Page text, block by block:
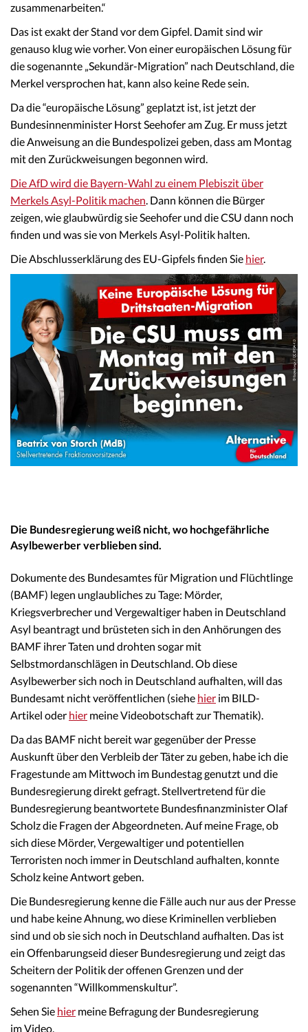
zusammenarbeiten.“
Das ist exakt der Stand vor dem Gipfel. Damit sind wir
genauso klug wie vorher. Von einer europäischen Lösung für
die sogenannte „Sekundär-Migration” nach Deutschland, die
Merkel versprochen hat, kann also keine Rede sein.
Da die “europäische Lösung” geplatzt ist, ist jetzt der
Bundesinnenminister Horst Seehofer am Zug. Er muss jetzt
die Anweisung an die Bundespolizei geben, dass am Montag
mit den Zurückweisungen begonnen wird.
Die AfD wird die Bayern-Wahl zu einem Plebiszit über
Merkels Asyl-Politik machen. Dann können die Bürger
zeigen, wie glaubwürdig sie Seehofer und die CSU dann noch
finden und was sie von Merkels Asyl-Politik halten.
Die Abschlusserklärung des EU-Gipfels finden Sie hier.
Die Bundesregierung weiß nicht, wo hochgefährliche
Asylbewerber verblieben sind.
Dokumente des Bundesamtes für Migration und Flüchtlinge
(BAMF) legen unglaubliches zu Tage: Mörder,
Kriegsverbrecher und Vergewaltiger haben in Deutschland
Asyl beantragt und brüsteten sich in den Anhörungen des
BAMF ihrer Taten und drohten sogar mit
Selbstmordanschlägen in Deutschland. Ob diese
Asylbewerber sich noch in Deutschland aufhalten, will das
Bundesamt nicht veröffentlichen (siehe hier im BILD-
Artikel oder hier meine Videobotschaft zur Thematik).
Da das BAMF nicht bereit war gegenüber der Presse
Auskunft über den Verbleib der Täter zu geben, habe ich die
Fragestunde am Mittwoch im Bundestag genutzt und die
Bundesregierung direkt gefragt. Stellvertretend für die
Bundesregierung beantwortete Bundesfinanzminister Olaf
Scholz die Fragen der Abgeordneten. Auf meine Frage, ob
sich diese Mörder, Vergewaltiger und potentiellen
Terroristen noch immer in Deutschland aufhalten, konnte
Scholz keine Antwort geben.
Die Bundesregierung kenne die Fälle auch nur aus der Presse
und habe keine Ahnung, wo diese Kriminellen verblieben
sind und ob sie sich noch in Deutschland aufhalten. Das ist
ein Offenbarungseid dieser Bundesregierung und zeigt das
Scheitern der Politik der offenen Grenzen und der
sogenannten “Willkommenskultur”.
Sehen Sie hier meine Befragung der Bundesregierung
im Video.